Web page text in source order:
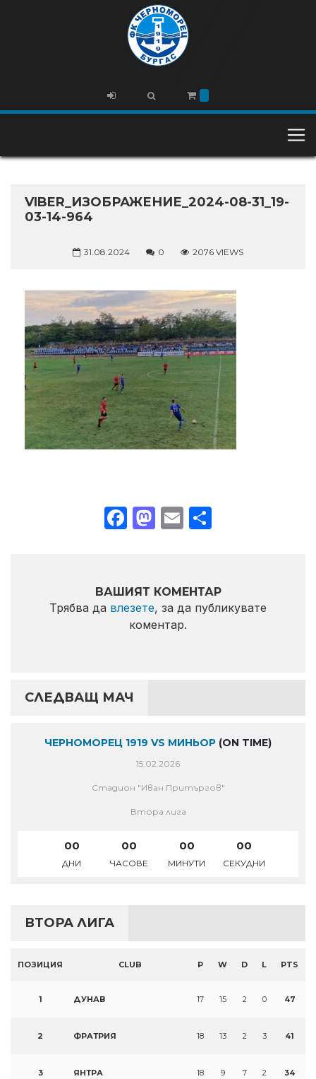
VIBER_ИЗОБРАЖЕНИЕ_2024-08-31_19-
03-14-964
31.08.2024 0 2076 VIEWS
Facebook
Mastodon
Email
ВАШИЯТ КОМЕНТАР
Трябва да влезете, за да публикувате
коментар.
СЛЕДВАЩ МАЧ
ЧЕРНОМОРЕЦ 1919 VS МИНЬОР (ON TIME)
15.02.2026
Стадион "Иван Притъргов"
Втора лига
00
ДНИ
00
ЧАСОВЕ
00
МИНУТИ
00
СЕКУДНИ
ВТОРА ЛИГА
ПОЗИЦИЯ CLUB P W D L PTS
1 ДУНАВ 17 15 2 0 47
2 ФРАТРИЯ 18 13 2 3 41
3 ЯНТРА 18 9 7 2 34